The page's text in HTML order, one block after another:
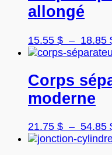
allongé
15.55 $ – 18.85
Corps
moderne
21.75 $ – 54.85